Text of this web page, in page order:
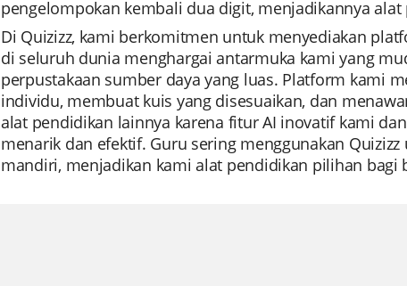
pengelompokan kembali dua digit, menjadikannya
Di Quizizz, kami berkomitmen untuk menyediakan
di seluruh dunia menghargai antarmuka kami yang
perpustakaan sumber daya yang luas. Platform kami
individu, membuat kuis yang disesuaikan, dan
alat pendidikan lainnya karena fitur AI inovatif kami
menarik dan efektif. Guru sering menggunakan
mandiri, menjadikan kami alat pendidikan pilihan bagi